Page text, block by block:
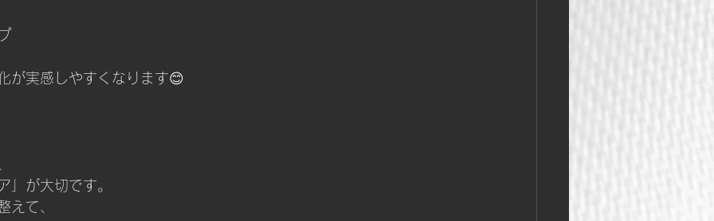
が実感しやすくなります😊
」が大切です。
えて、